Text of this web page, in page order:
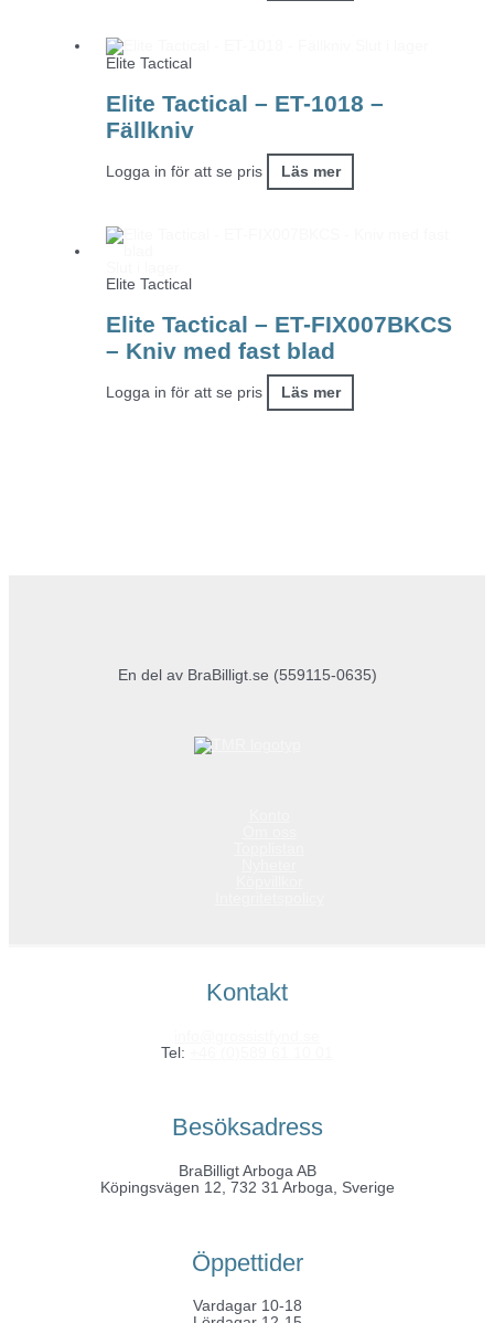
Elite Tactical
Elite Tactical – ET-1018 –
Fällkniv
Logga in för att se pris Läs mer
Elite Tactical
Elite Tactical – ET-FIX007BKCS
– Kniv med fast blad
Logga in för att se pris Läs mer
En del av BraBilligt.se (559115-0635)
Kontakt
Tel:
Besöksadress
BraBilligt Arboga AB
Köpingsvägen 12, 732 31 Arboga, Sverige
Öppettider
Vardagar 10-18